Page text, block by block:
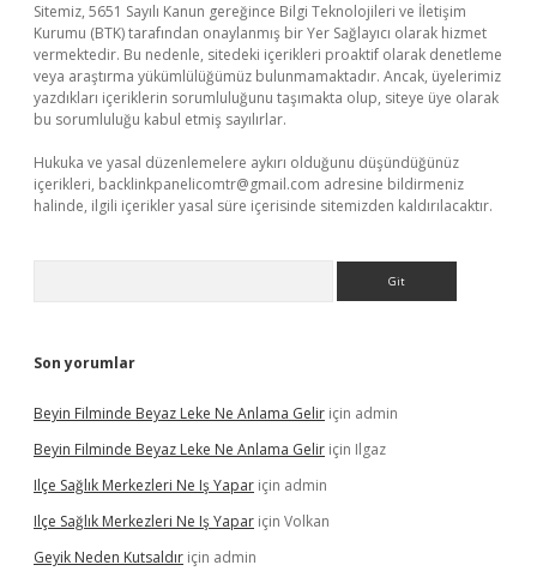
Sitemiz, 5651 Sayılı Kanun gereğince Bilgi Teknolojileri ve İletişim
Kurumu (BTK) tarafından onaylanmış bir Yer Sağlayıcı olarak hizmet
vermektedir. Bu nedenle, sitedeki içerikleri proaktif olarak denetleme
veya araştırma yükümlülüğümüz bulunmamaktadır. Ancak, üyelerimiz
yazdıkları içeriklerin sorumluluğunu taşımakta olup, siteye üye olarak
bu sorumluluğu kabul etmiş sayılırlar.
Hukuka ve yasal düzenlemelere aykırı olduğunu düşündüğünüz
içerikleri, backlinkpanelicomtr@gmail.com adresine bildirmeniz
halinde, ilgili içerikler yasal süre içerisinde sitemizden kaldırılacaktır.
Son yorumlar
Beyin Filminde Beyaz Leke Ne Anlama Gelir için admin
Beyin Filminde Beyaz Leke Ne Anlama Gelir için Ilgaz
Ilçe Sağlık Merkezleri Ne Iş Yapar için admin
Ilçe Sağlık Merkezleri Ne Iş Yapar için Volkan
Geyik Neden Kutsaldır için admin